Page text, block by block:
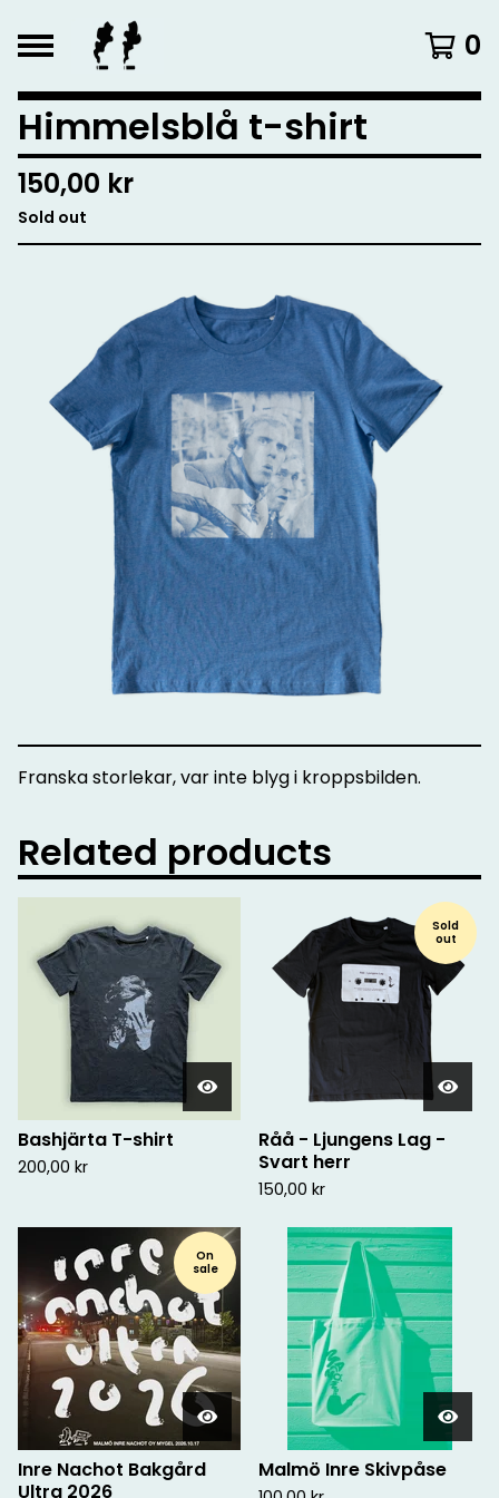
0
Himmelsblå t-shirt
150,00 kr
Sold out
Franska storlekar, var inte blyg i kroppsbilden.
Related products
Bashjärta T-shirt
200,00 kr
Sold
out
Råå - Ljungens Lag -
Svart herr
150,00 kr
On
sale
Inre Nachot Bakgård
Ultra 2026
Malmö Inre Skivpåse